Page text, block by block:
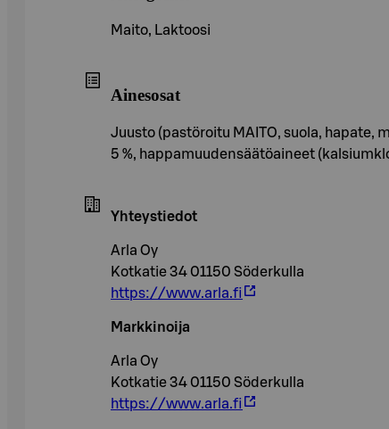
Maito, Laktoosi
Ainesosat
Juusto (pastöroitu MAITO, suola, hapate,
5 %, happamuudensäätöaineet
Yhteystiedot
Arla Oy
Kotkatie 34 01150 Söderkulla
https://www.arla.fi
Markkinoija
Arla Oy
Kotkatie 34 01150 Söderkulla
https://www.arla.fi